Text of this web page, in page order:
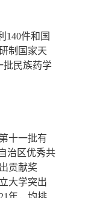
140件和国
制国家天
批民族药学
十一批有
治区优秀共
贡献奖
大学突出